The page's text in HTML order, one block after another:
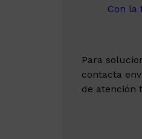
Con la
Para
contacta
de atención